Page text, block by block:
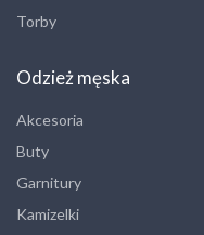
Torby
Odzież męska
Akcesoria
Buty
Garnitury
Kamizelki